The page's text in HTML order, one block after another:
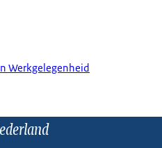
Werkgelegenheid